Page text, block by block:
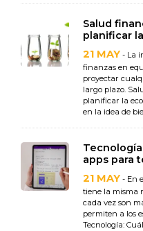
Salud
planificar
21 MAY - La
finanzas en
proyectar
largo plazo.
planificar la
en la idea de
apps para
21 MAY - En
tiene la misma
cada vez son
permiten a los
Tecnología: